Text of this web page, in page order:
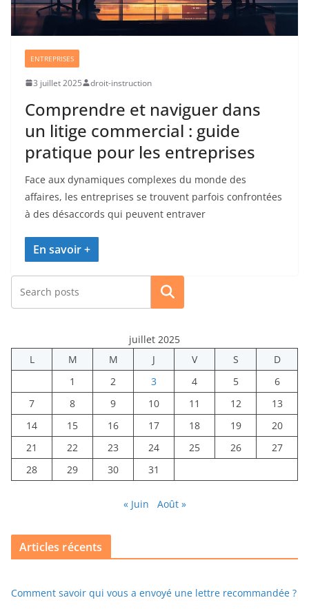
ENTREPRISES
3 juillet 2025 droit-instruction
Comprendre et naviguer dans
un litige commercial : guide
pratique pour les entreprises
Face aux dynamiques complexes du monde des
affaires, les entreprises se trouvent parfois confrontées
à des désaccords qui peuvent entraver
Rechercher
juillet 2025
L
M M J V S
D
1
2 3 4 5
6
7
8 9 10 11 12
13
14
15 16 17 18 19
20
21
22 23 24 25 26
27
28
29 30 31
« Juin Août »
Articles récents
Comment savoir qui vous a envoyé une lettre recommandée ?